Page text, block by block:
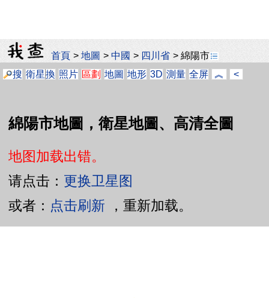
首頁 >地圖 >中國 > 四川省 >綿陽市
搜 衛星換 照片 區劃 地圖 地形 3D 測量 全屏 ︽ <
綿陽市地圖，衛星地圖、高清全圖
地图加载出错。
请点击： 更换卫星图
或者： 点击刷新 ，重新加载。